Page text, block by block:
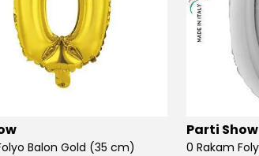
Balon Gold (35 cm)
Parti Show